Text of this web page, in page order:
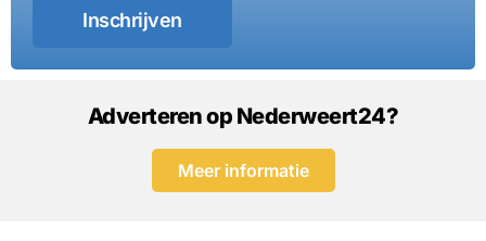
Inschrijven
Adverteren op Nederweert24?
Meer informatie